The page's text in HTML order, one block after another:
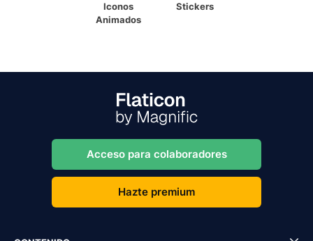
Iconos
Animados
Stickers
Acceso para colaboradores
Hazte premium